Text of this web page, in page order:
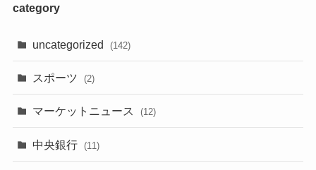
category
uncategorized (142)
スポーツ (2)
マーケットニュース (12)
中央銀行 (11)